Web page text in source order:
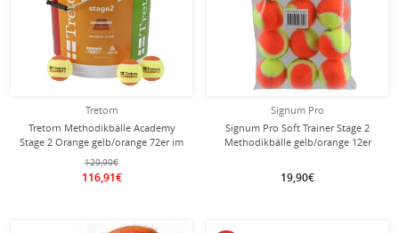
Tretorn
Tretorn Methodikbälle Academy
Stage 2 Orange gelb/orange 72er im
Eimer
129,90€
116,91€
Signum Pro
Signum Pro Soft Trainer Stage 2
Methodikbälle gelb/orange 12er
19,90€